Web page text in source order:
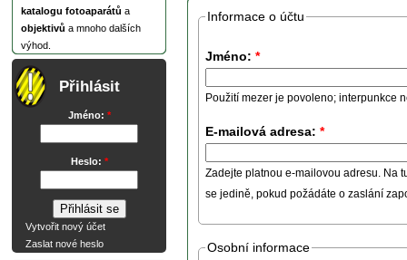
katalogu fotoaparátů a
objektivů a mnoho dalších
výhod.
Přihlásit
Jméno: *
Heslo: *
Vytvořit nový účet
Zaslat nové heslo
Informace o účtu
Jméno: *
Použití mezer je povoleno; interpunkce
E-mailová adresa: *
Zadejte platnou e-mailovou adresu. Na
se jedině, pokud požádáte o zaslání
Osobní informace